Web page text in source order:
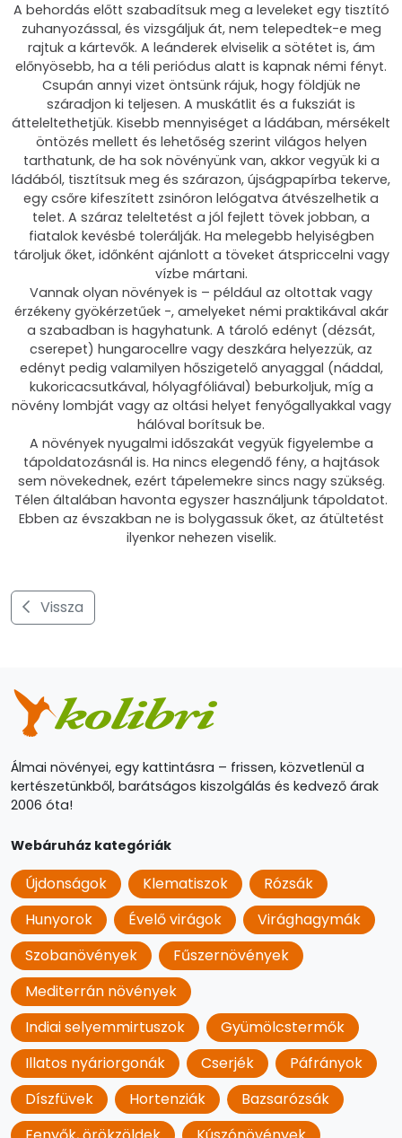
A behordás előtt szabadítsuk meg a leveleket egy tisztító
zuhanyozással, és vizsgáljuk át, nem telepedtek-e meg
rajtuk a kártevők. A leánderek elviselik a sötétet is, ám
előnyösebb, ha a téli periódus alatt is kapnak némi fényt.
Csupán annyi vizet öntsünk rájuk, hogy földjük ne
száradjon ki teljesen. A muskátlit és a fuksziát is
átteleltethetjük. Kisebb mennyiséget a ládában, mérsékelt
öntözés mellett és lehetőség szerint világos helyen
tarthatunk, de ha sok növényünk van, akkor vegyük ki a
ládából, tisztítsuk meg és szárazon, újságpapírba tekerve,
egy csőre kifeszített zsinóron lelógatva átvészelhetik a
telet. A száraz teleltetést a jól fejlett tövek jobban, a
fiatalok kevésbé tolerálják. Ha melegebb helyiségben
tároljuk őket, időnként ajánlott a töveket átspriccelni vagy
vízbe mártani.
Vannak olyan növények is – például az oltottak vagy
érzékeny gyökérzetűek -, amelyeket némi praktikával akár
a szabadban is hagyhatunk. A tároló edényt (dézsát,
cserepet) hungarocellre vagy deszkára helyezzük, az
edényt pedig valamilyen hőszigetelő anyaggal (náddal,
kukoricacsutkával, hólyagfóliával) beburkoljuk, míg a
növény lombját vagy az oltási helyet fenyőgallyakkal vagy
hálóval borítsuk be.
A növények nyugalmi időszakát vegyük figyelembe a
tápoldatozásnál is. Ha nincs elegendő fény, a hajtások
sem növekednek, ezért tápelemekre sincs nagy szükség.
Télen általában havonta egyszer használjunk tápoldatot.
Ebben az évszakban ne is bolygassuk őket, az átültetést
ilyenkor nehezen viselik.
Vissza
Álmai növényei, egy kattintásra – frissen, közvetlenül a
kertészetünkből, barátságos kiszolgálás és kedvező árak
2006 óta!
Webáruház kategóriák
Újdonságok Klematiszok
Rózsák
Hunyorok
Évelő virágok
Virághagymák
Szobanövények
Fűszernövények
Mediterrán növények
Indiai selyemmirtuszok
Gyümölcstermők
Illatos nyáriorgonák
Cserjék
Páfrányok
Díszfüvek
Hortenziák
Bazsarózsák